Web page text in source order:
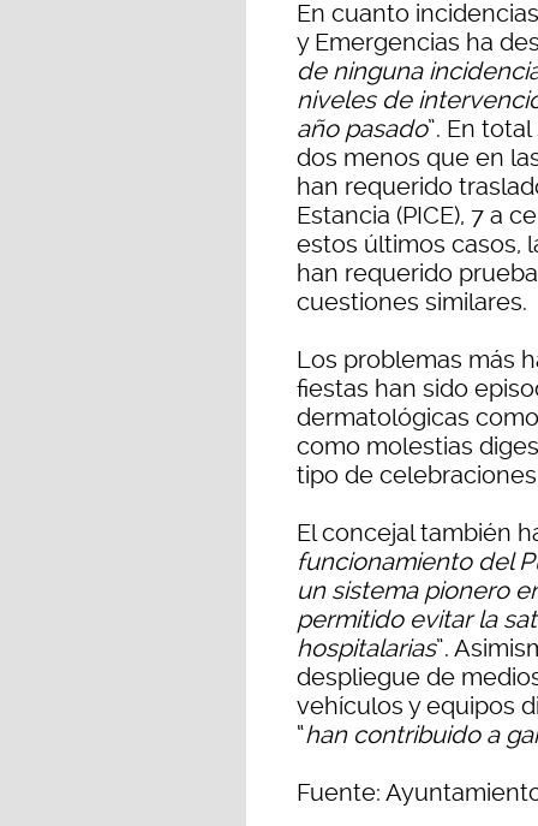
En cuanto
y Emergencias ha
de ninguna
niveles de
año pasado”. En
dos menos que en
han requerido
Estancia (PICE), 7 a
estos últimos casos,
han requerido
cuestiones similares.
Los problemas más
fiestas han sido
dermatológicas
como molestias
tipo de
El concejal también
funcionamiento del
un sistema pionero
permitido evitar la
hospitalarias”.
despliegue de
vehículos y equipos
“han contribuido a
Fuente: